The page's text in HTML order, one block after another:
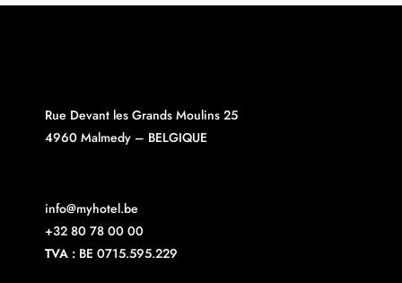
Rue Devant les Grands Moulins 25
4960 Malmedy – BELGIQUE
info@myhotel.be
+32 80 78 00 00
TVA : BE 0715.595.229